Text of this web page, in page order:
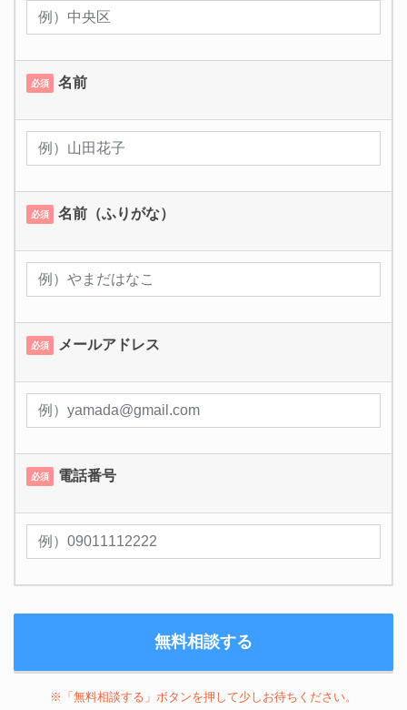
必須 名前
必須 名前（ふりがな）
必須 メールアドレス
必須 電話番号
※「無料相談する」ボタンを押して少しお待ちください。